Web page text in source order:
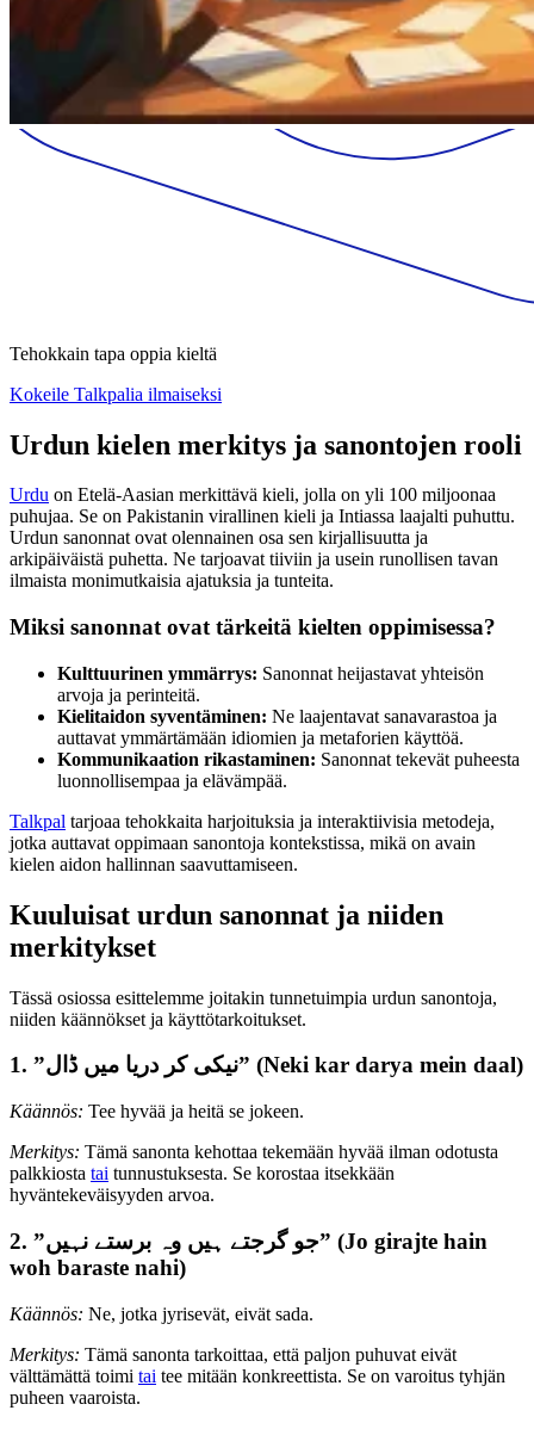
Tehokkain tapa oppia kieltä
Kokeile Talkpalia ilmaiseksi
Urdun kielen merkitys ja sanontojen rooli
Urdu on Etelä-Aasian merkittävä kieli, jolla on yli 100 miljoonaa
puhujaa. Se on Pakistanin virallinen kieli ja Intiassa laajalti puhuttu.
Urdun sanonnat ovat olennainen osa sen kirjallisuutta ja
arkipäiväistä puhetta. Ne tarjoavat tiiviin ja usein runollisen tavan
ilmaista monimutkaisia ajatuksia ja tunteita.
Miksi sanonnat ovat tärkeitä kielten oppimisessa?
Kulttuurinen ymmärrys: Sanonnat heijastavat yhteisön
arvoja ja perinteitä.
Kielitaidon syventäminen: Ne laajentavat sanavarastoa ja
auttavat ymmärtämään idiomien ja metaforien käyttöä.
Kommunikaation rikastaminen: Sanonnat tekevät puheesta
luonnollisempaa ja elävämpää.
Talkpal tarjoaa tehokkaita harjoituksia ja interaktiivisia metodeja,
jotka auttavat oppimaan sanontoja kontekstissa, mikä on avain
kielen aidon hallinnan saavuttamiseen.
Kuuluisat urdun sanonnat ja niiden
merkitykset
Tässä osiossa esittelemme joitakin tunnetuimpia urdun sanontoja,
niiden käännökset ja käyttötarkoitukset.
1. ”نیکی کر دریا میں ڈال” (Neki kar darya mein daal)
Käännös: Tee hyvää ja heitä se jokeen.
Merkitys: Tämä sanonta kehottaa tekemään hyvää ilman odotusta
palkkiosta tai tunnustuksesta. Se korostaa itsekkään
hyväntekeväisyyden arvoa.
2. ”جو گرجتے ہیں وہ برستے نہیں” (Jo girajte hain
woh baraste nahi)
Käännös: Ne, jotka jyrisevät, eivät sada.
Merkitys: Tämä sanonta tarkoittaa, että paljon puhuvat eivät
välttämättä toimi tai tee mitään konkreettista. Se on varoitus tyhjän
puheen vaaroista.